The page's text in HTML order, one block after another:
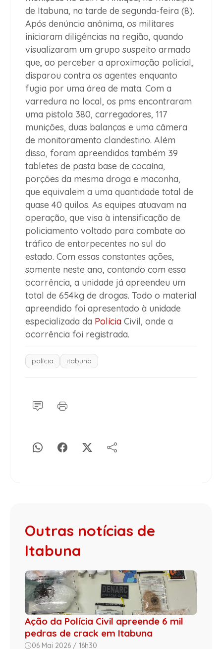
de Itabuna, na tarde de segunda-feira (8).
Após denúncia anônima, os militares
iniciaram diligências na região, quando
visualizaram um grupo suspeito armado
que, ao perceber a aproximação policial,
disparou contra os agentes enquanto
fugia por uma área de mata. Com a
varredura no local, os pms encontraram
uma pistola 380, carregadores, 117
munições, duas balanças e uma câmera
de monitoramento clandestino. Além
disso, foram apreendidos também 39
tabletes de pasta base de cocaína,
porções da mesma droga e maconha,
que equivalem a uma quantidade total de
quase 40 quilos. As equipes atuavam na
operação, que visa à intensificação de
policiamento voltado para combate ao
tráfico de entorpecentes no sul do
estado. Com essas constantes ações,
somente neste ano, contando com essa
ocorrência, a unidade já apreendeu um
total de 654kg de drogas. Todo o material
apreendido foi apresentado à unidade
especializada da Polícia Civil, onde a
ocorrência foi registrada.
polícia itabuna
Outras notícias de
Itabuna
Ação da Polícia Civil apreende 6 mil
pedras de crack em Itabuna
06 Mai 2026 / 16h30